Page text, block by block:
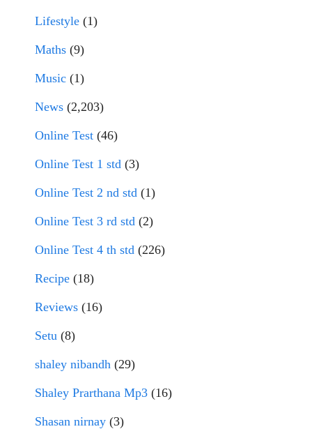
Lifestyle (1)
Maths (9)
Music (1)
News (2,203)
Online Test (46)
Online Test 1 std (3)
Online Test 2 nd std (1)
Online Test 3 rd std (2)
Online Test 4 th std (226)
Recipe (18)
Reviews (16)
Setu (8)
shaley nibandh (29)
Shaley Prarthana Mp3 (16)
Shasan nirnay (3)